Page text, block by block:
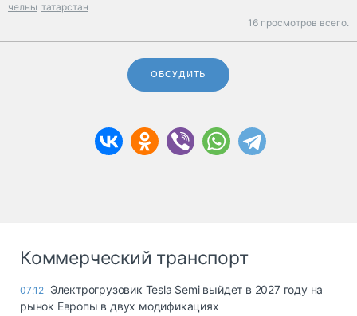
челны татарстан
16 просмотров всего.
ОБСУДИТЬ
Коммерческий транспорт
07:12 Электрогрузовик Tesla Semi выйдет в 2027 году на
рынок Европы в двух модификациях